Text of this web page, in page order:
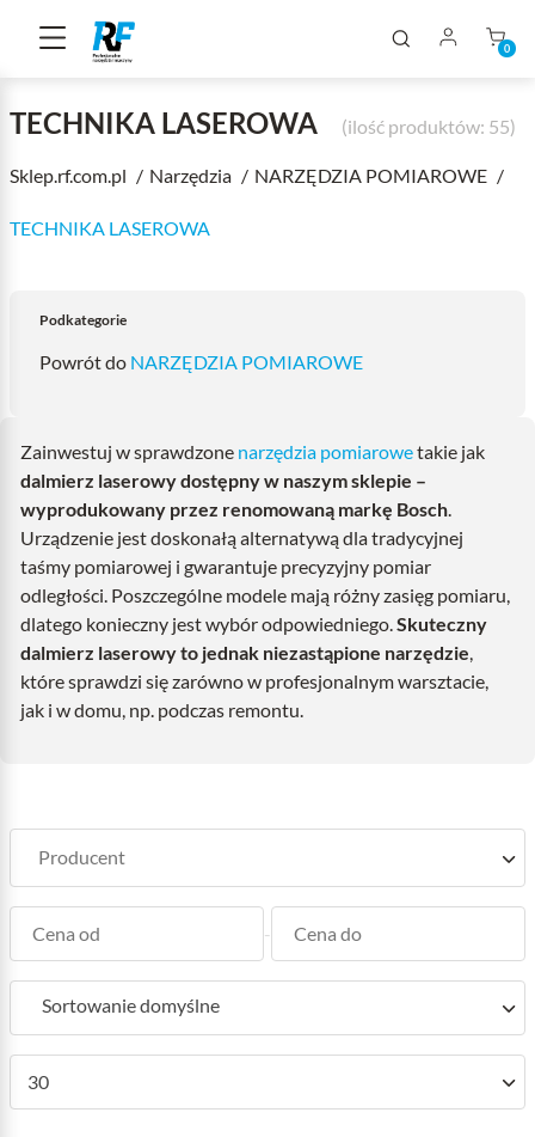
0
TECHNIKA LASEROWA (ilość produktów: 55)
Sklep.rf.com.pl Narzędzia NARZĘDZIA POMIAROWE
TECHNIKA LASEROWA
Podkategorie
Powrót do NARZĘDZIA POMIAROWE
Zainwestuj w sprawdzone narzędzia pomiarowetakie jak
dalmierz laserowy dostępny w naszym sklepie –
wyprodukowany przez renomowaną markę Bosch.
Urządzenie jest doskonałą alternatywą dla tradycyjnej
taśmy pomiarowej i gwarantuje precyzyjny pomiar
odległości. Poszczególne modele mają różny zasięg pomiaru,
dlatego konieczny jest wybór odpowiedniego.Skuteczny
dalmierz laserowy to jednak niezastąpione narzędzie,
które sprawdzi się zarówno w profesjonalnym warsztacie,
jak i w domu, np. podczas remontu.
-
Sortowanie domyślne
30